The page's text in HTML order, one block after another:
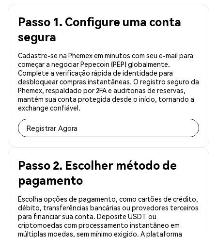
Passo 1. Configure uma conta
segura
Cadastre-se na Phemex em minutos com seu e-mail para
começar a negociar Pepecoin (PEP) globalmente.
Complete a verificação rápida de identidade para
desbloquear compras instantâneas. O registro seguro da
Phemex, respaldado por 2FA e auditorias de reservas,
mantém sua conta protegida desde o início, tornando a
exchange confiável.
Registrar Agora
Passo 2. Escolher método de
pagamento
Escolha opções de pagamento, como cartões de crédito,
débito, transferências bancárias ou provedores terceiros
para financiar sua conta. Deposite USDT ou
criptomoedas com processamento instantâneo em
múltiplas moedas, sem mínimo exigido. A plataforma